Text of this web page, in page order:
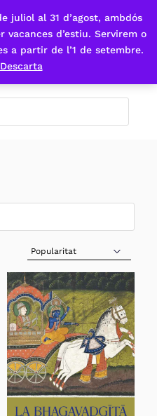
juliol al 31 d’agost, ambdós
vacances d’estiu. Servirem o
a partir de l’1 de setembre.
Descarta
Sort Products